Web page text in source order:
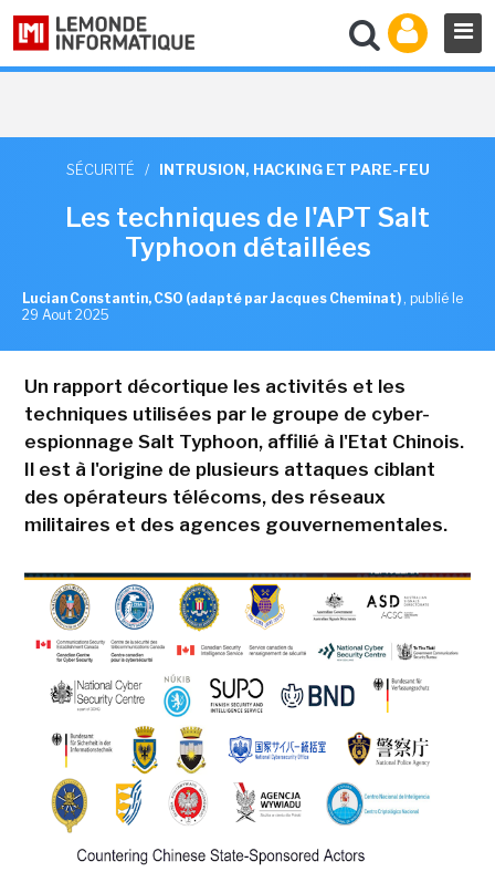
SÉCURITÉ / INTRUSION, HACKING ET PARE-FEU
Les techniques de l'APT Salt
Typhoon détaillées
Lucian Constantin, CSO (adapté par Jacques Cheminat) , publié le
29 Aout 2025
Un rapport décortique les activités et les
techniques utilisées par le groupe de cyber-
espionnage Salt Typhoon, affilié à l'Etat Chinois.
Il est à l'origine de plusieurs attaques ciblant
des opérateurs télécoms, des réseaux
militaires et des agences gouvernementales.